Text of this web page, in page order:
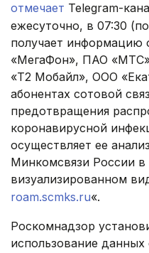
отмечает Telegram-
ежесуточно, в 07:30
получает
«МегаФон», ‎ПАО
«Т2 Мобайл», ООО
абонентах сотовой
предотвращения
коронавирусной
осуществляет ее
Минкомсвязи России в
визуализированном
roam.scmks.ru«.
Роскомнадзор
использование